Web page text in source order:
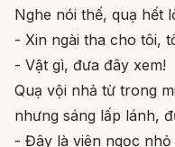
Nghe nói thế, quạ hết
- Xin ngài tha cho tôi,
- Vật gì, đưa đây xem!
Quạ vội nhả từ trong
nhưng sáng lấp lánh,
- Đây là viên ngọc